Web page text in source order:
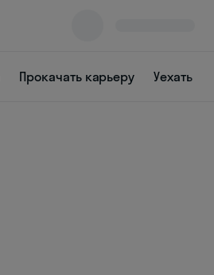
Прокачать карьеру Уехать